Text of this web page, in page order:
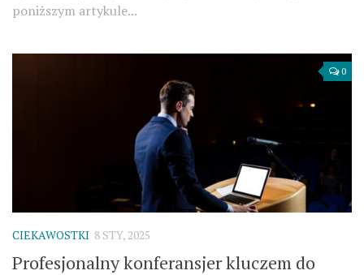
poniższym artykule...
0
CIEKAWOSTKI 8 STY, 2025
Profesjonalny konferansjer kluczem do